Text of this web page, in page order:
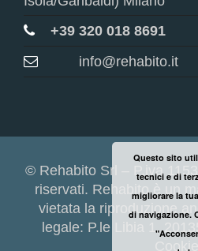
+39 320 018 8691
info@rehabito.it
© Rehabito Srl – P.iva
riservati. Rehabito è un
vietata la riproduzione
legale: P.le Libia 1,
Cookie
Questo sito
tecnici e di
migliorare la
di navigazione.